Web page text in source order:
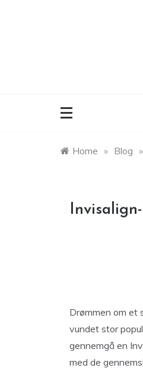
Home » Blog »
Drømmen om et
vundet stor
gennemgå en
med de